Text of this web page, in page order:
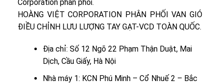
Corporation phân phối.
HOÀNG VIỆT CORPORATION PHÂN PHỐI VAN GIÓ
ĐIỀU CHỈNH LƯU LƯỢNG TAY GẠT-VCD TOÀN QUỐC.
Địa chỉ: Số 12 Ngõ 22 Phạm Thận Duật, Mai
Dịch, Cầu Giấy, Hà Nội
Nhà máy 1: KCN Phú Minh – Cổ Nhuế 2 – Bắc